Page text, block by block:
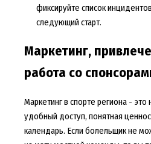
фиксируйте список
следующий старт.
Маркетинг,
работа со
Маркетинг в спорте региона - это
удобный доступ, понятная
календарь. Если болельщик не